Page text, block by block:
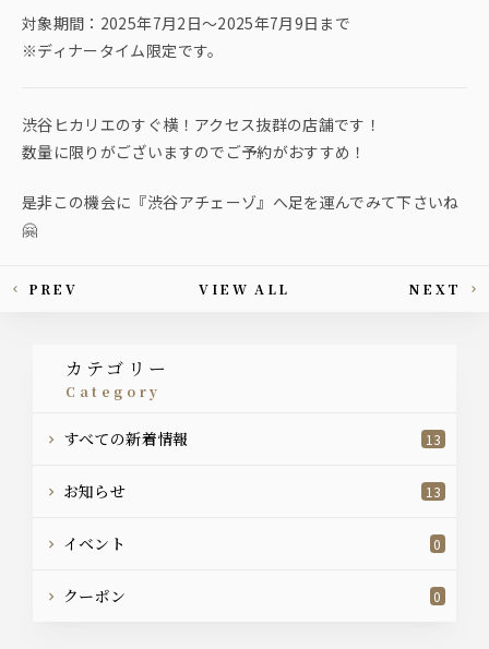
対象期間：2025年7月2日〜2025年7月9日まで
※ディナータイム限定です。
渋谷ヒカリエのすぐ横！アクセス抜群の店舗です！
数量に限りがございますのでご予約がおすすめ！
是非この機会に『渋谷アチェーゾ』へ足を運んでみて下さいね
🤗
This article's paging
PREV VIEW ALL NEXT
カテゴリー
category
すべての新着情報 13
お知らせ 13
イベント 0
クーポン 0